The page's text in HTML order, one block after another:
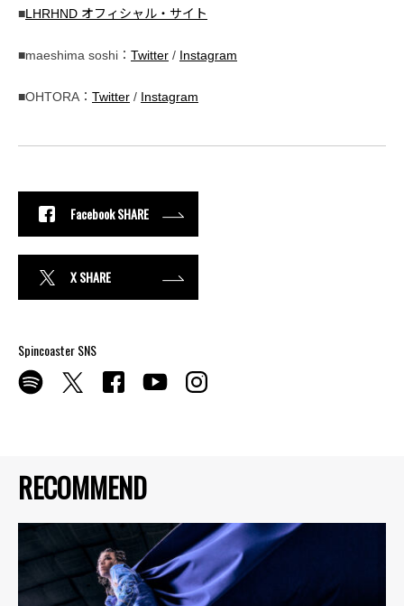
RECOMMEND
■LHRHND オフィシャル・サイト
■maeshima soshi： Twitter / Instagram
■OHTORA： Twitter / Instagram
Facebook SHARE
X SHARE
Spincoaster SNS